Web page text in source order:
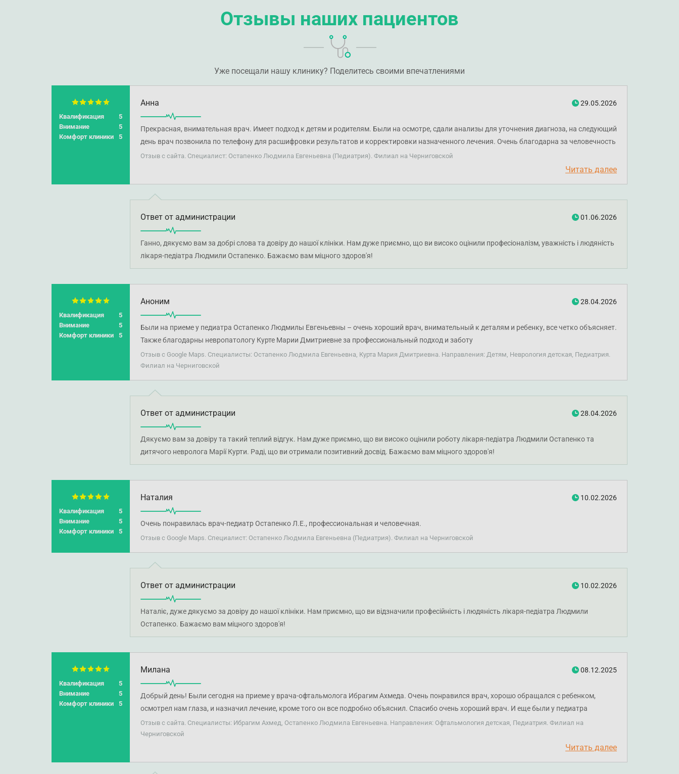
Отзывы наших пациентов
Уже посещали нашу клинику? Поделитесь своими впечатлениями
Квалификация
5
Внимание
5
Комфорт клиники
5
Анна 29.05.2026
Прекрасная, внимательная врач. Имеет подход к детям и родителям. Были на осмотре, сдали анализы для уточнения диагноза, на следующий
день врач позвонила по телефону для расшифровки результатов и корректировки назначенного лечения. Очень благодарна за человечность
и профессионализм!
Отзыв с сайта. Специалист: Остапенко Людмила Евгеньевна (Педиатрия). Филиал на Черниговской
Читать далее
Ответ от администрации 01.06.2026
Ганно, дякуємо вам за добрі слова та довіру до нашої клініки. Нам дуже приємно, що ви високо оцінили професіоналізм, уважність і людяність
лікаря-педіатра Людмили Остапенко. Бажаємо вам міцного здоров'я!
Квалификация
5
Внимание
5
Комфорт клиники
5
Аноним 28.04.2026
Были на приеме у педиатра Остапенко Людмилы Евгеньевны – очень хороший врач, внимательный к деталям и ребенку, все четко объясняет.
Также благодарны невропатологу Курте Марии Дмитриевне за профессиональный подход и заботу
Отзыв с Google Maps. Специалисты: Остапенко Людмила Евгеньевна, Курта Мария Дмитриевна. Направления: Детям, Неврология детская, Педиатрия.
Филиал на Черниговской
Ответ от администрации 28.04.2026
Дякуємо вам за довіру та такий теплий відгук. Нам дуже приємно, що ви високо оцінили роботу лікаря-педіатра Людмили Остапенко та
дитячого невролога Марії Курти. Раді, що ви отримали позитивний досвід. Бажаємо вам міцного здоров'я!
Квалификация
5
Внимание
5
Комфорт клиники
5
Наталия 10.02.2026
Очень понравилась врач-педиатр Остапенко Л.Е., профессиональная и человечная.
Отзыв с Google Maps. Специалист: Остапенко Людмила Евгеньевна (Педиатрия). Филиал на Черниговской
Ответ от администрации 10.02.2026
Наталіє, дуже дякуємо за довіру до нашої клініки. Нам приємно, що ви відзначили професійність і людяність лікаря-педіатра Людмили
Остапенко. Бажаємо вам міцного здоров'я!
Квалификация
5
Внимание
5
Комфорт клиники
5
Милана 08.12.2025
Добрый день! Были сегодня на приеме у врача-офтальмолога Ибрагим Ахмеда. Очень понравился врач, хорошо обращался с ребенком,
осмотрел нам глаза, и назначил лечение, кроме того он все подробно объяснил. Спасибо очень хороший врач. И еще были у педиатра
Остапенко Людмилы, мы неоднократно у нее уже были, и она очень хороший врач, переждали все капризы дочери и приступили к работе. Во
время приема она очень хорошо обращается с ребенком, приятная и хорошая. Спасибо очень хороший врач.
Отзыв с сайта. Специалисты: Ибрагим Ахмед, Остапенко Людмила Евгеньевна. Направления: Офтальмология детская, Педиатрия. Филиал на
Черниговской
Читать далее